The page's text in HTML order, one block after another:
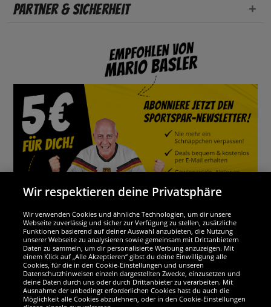
Partner & Sicherheit
Wir sind ausgezeichnet
Wir respektieren deine Privatsphäre
Wir verwenden Cookies und ähnliche Technologien, um dir unsere
Webseite zuverlässig und sicher zur Verfügung zu stellen, zusätzliche
Funktionen basierend auf deiner Auswahl anzubieten, die Nutzung
unserer Webseite zu analysieren sowie gemeinsam mit Drittanbietern
Daten zu sammeln, um dir personalisierte Werbung anzuzeigen. Mit
einem Klick auf „Alle Akzeptieren“ gibst du deine Einwilligung alle
Cookies, für die in den Cookie-Einstellungen und unseren
Datenschutzhinweisen einzeln dargestellten Zwecke, einzusetzen und
deine Daten durch uns oder durch Drittanbieter zu verarbeiten. Mit
Ausnahme der unbedingt erforderlichen Cookies hast du auch die
Möglichkeit alle Cookies abzulehnen, oder in den Cookie-Einstellungen